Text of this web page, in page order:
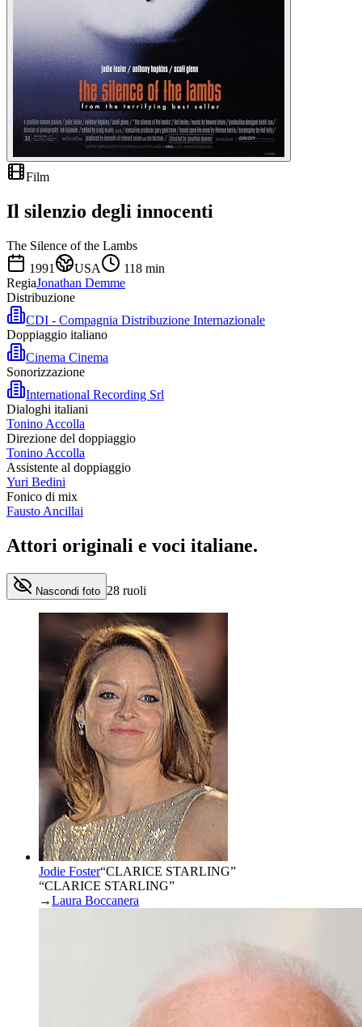
Film
Il silenzio degli innocenti
The Silence of the Lambs
1991
USA 118 min
RegiaJonathan Demme
Distribuzione
CDI - Compagnia Distribuzione Internazionale
Doppiaggio italiano
Cinema Cinema
Sonorizzazione
International Recording Srl
Dialoghi italiani
Tonino Accolla
Direzione del doppiaggio
Tonino Accolla
Assistente al doppiaggio
Yuri Bedini
Fonico di mix
Fausto Ancillai
Attori originali e voci italiane.
Nascondi foto 28 ruoli
Jodie Foster“CLARICE STARLING”
“CLARICE STARLING”
→Laura Boccanera